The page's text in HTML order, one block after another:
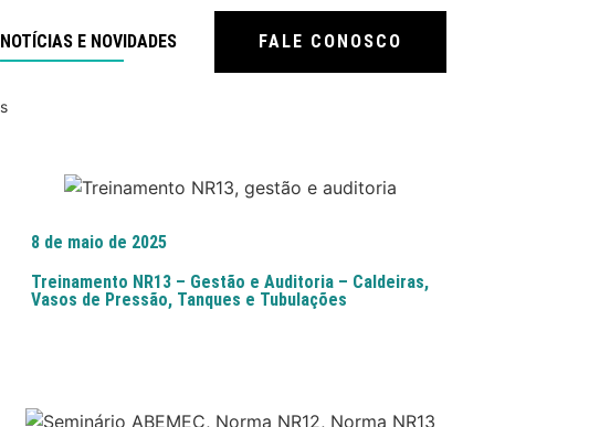
NOTÍCIAS E NOVIDADES FALE CONOSCO
8 de maio de 2025
Treinamento NR13 – Gestão e Auditoria – Caldeiras,
Vasos de Pressão, Tanques e Tubulações